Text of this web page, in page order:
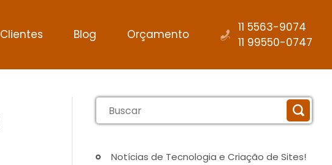
Clientes Blog Orçamento
11 5563-9074
11 99550-0747
Notícias de Tecnologia e Criação de Sites!